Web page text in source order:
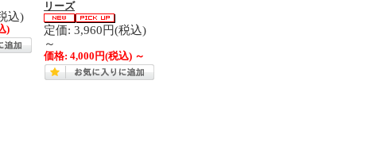
込)
)
リーズ
定価: 3,960円(税込)
～
価格:4,000円(税込) ～